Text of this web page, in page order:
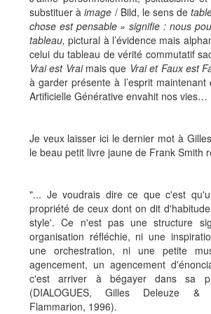
substituer àimage / Bild, le sens de
chose est pensable » signifie : nous
tableau,pictural à l’évidence mais
celui du tableau de vérité commutatif
Vrai est Vraimais que Vrai et Faux est
à garder présente à l’esprit maintenant
Artificielle Générative envahit nos vies…
Je veux laisser ici le dernier mot à
le beau petit livre jaune de Frank Smith
"... Je voudrais dire ce que c'est
propriété de ceux dont on dit
style'. Ce n'est pas une structure
organisation réfléchie, ni une
une orchestration, ni une petite
agencement, un agencement
c'est arriver à bégayer dans sa
(DIALOGUES,
Gilles Deleuze &
Flammarion, 1996).